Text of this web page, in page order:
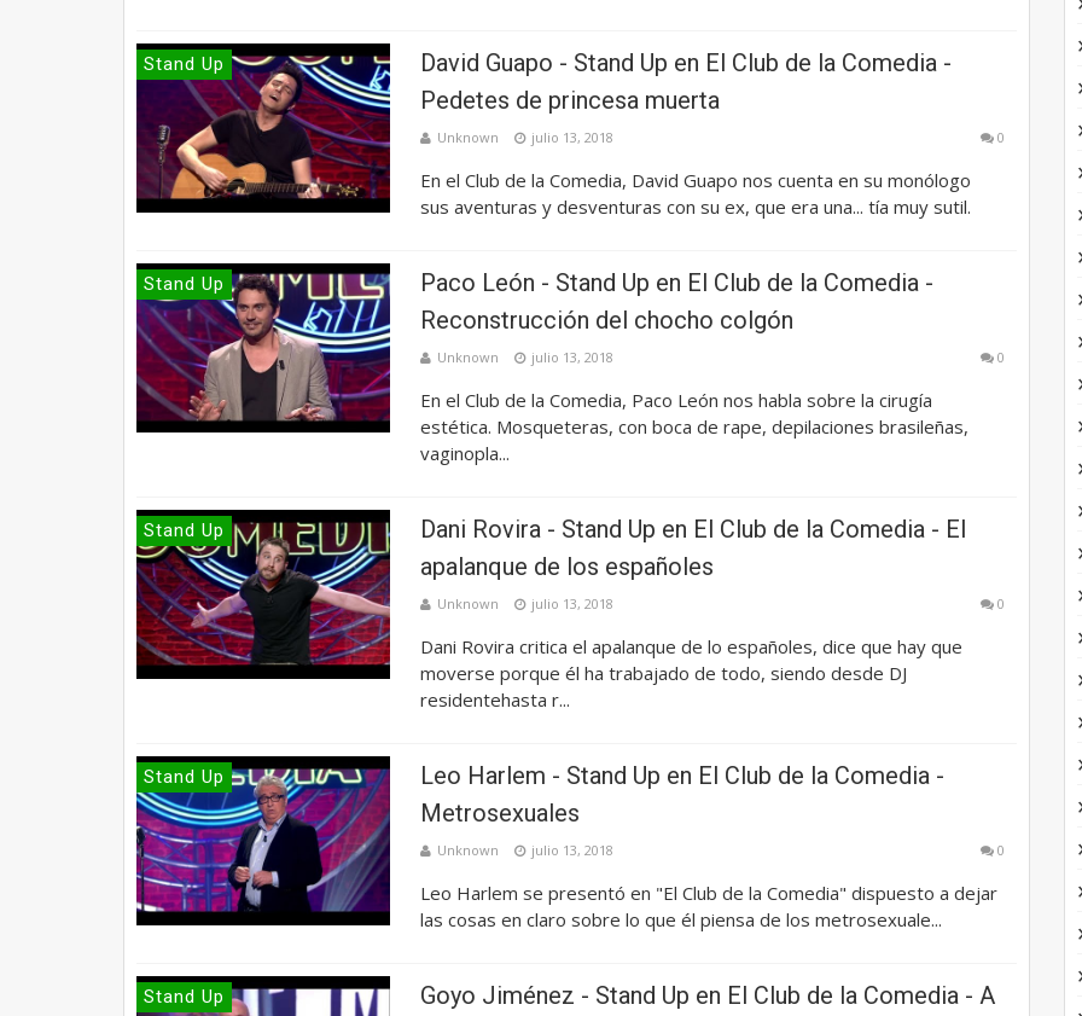
Stand Up
David Guapo - Stand Up en El Club de la Comedia -
Pedetes de princesa muerta
Unknown julio 13, 2018 0
En el Club de la Comedia, David Guapo nos cuenta en su monólogo
sus aventuras y desventuras con su ex, que era una... tía muy sutil.
Stand Up
Paco León - Stand Up en El Club de la Comedia -
Reconstrucción del chocho colgón
Unknown julio 13, 2018 0
En el Club de la Comedia, Paco León nos habla sobre la cirugía
estética. Mosqueteras, con boca de rape, depilaciones brasileñas,
vaginopla...
Stand Up
Dani Rovira - Stand Up en El Club de la Comedia - El
apalanque de los españoles
Unknown julio 13, 2018 0
Dani Rovira critica el apalanque de lo españoles, dice que hay que
moverse porque él ha trabajado de todo, siendo desde DJ
residentehasta r...
Stand Up
Leo Harlem - Stand Up en El Club de la Comedia -
Metrosexuales
Unknown julio 13, 2018 0
Leo Harlem se presentó en "El Club de la Comedia" dispuesto a dejar
las cosas en claro sobre lo que él piensa de los metrosexuale...
Stand Up
Goyo Jiménez - Stand Up en El Club de la Comedia - A